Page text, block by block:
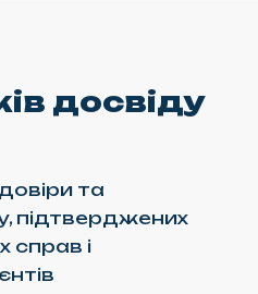
досвіду
та
підтверджених
справ і